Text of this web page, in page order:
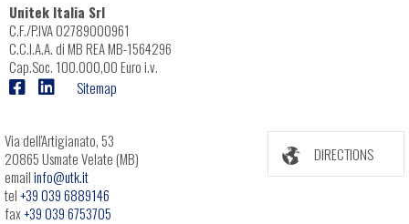
Unitek Italia Srl
C.F./P.IVA 02789000961
C.C.I.A.A. di MB REA MB-1564296
Cap.Soc. 100.000,00 Euro i.v.
Sitemap
Via dell'Artigianato, 53
20865 Usmate Velate (MB)
emailinfo@utk.it
tel+39 039 6889146
fax+39 039 6753705
DIRECTIONS